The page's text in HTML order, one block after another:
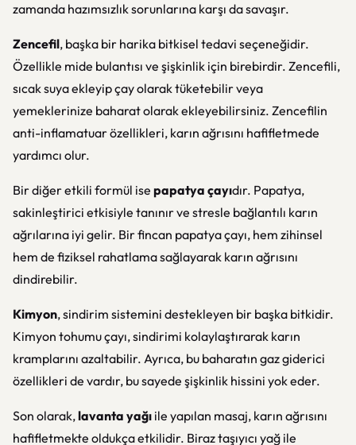
zamanda hazımsızlık sorunlarına karşı da savaşır.
Zencefil, başka bir harika bitkisel tedavi seçeneğidir.
Özellikle mide bulantısı ve şişkinlik için birebirdir. Zencefili,
sıcak suya ekleyip çay olarak tüketebilir veya
yemeklerinize baharat olarak ekleyebilirsiniz. Zencefilin
anti-inflamatuar özellikleri, karın ağrısını hafifletmede
yardımcı olur.
Bir diğer etkili formül ise papatya çayıdır. Papatya,
sakinleştirici etkisiyle tanınır ve stresle bağlantılı karın
ağrılarına iyi gelir. Bir fincan papatya çayı, hem zihinsel
hem de fiziksel rahatlama sağlayarak karın ağrısını
dindirebilir.
Kimyon, sindirim sistemini destekleyen bir başka bitkidir.
Kimyon tohumu çayı, sindirimi kolaylaştırarak karın
kramplarını azaltabilir. Ayrıca, bu baharatın gaz giderici
özellikleri de vardır, bu sayede şişkinlik hissini yok eder.
Son olarak,lavanta yağı ile yapılan masaj, karın ağrısını
hafifletmekte oldukça etkilidir. Biraz taşıyıcı yağ ile